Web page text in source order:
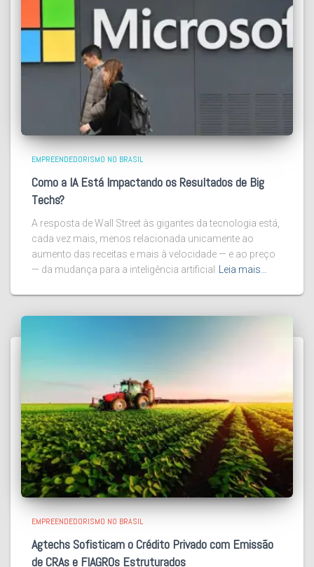
EMPREENDEDORISMO NO BRASIL
Como a IA Está Impactando os Resultados de Big
Techs?
A resposta de Wall Street às gigantes da tecnologia está,
cada vez mais, menos relacionada unicamente ao
aumento das receitas e mais à velocidade — e ao preço
— da mudança para a inteligência artificial
Leia mais…
EMPREENDEDORISMO NO BRASIL
Agtechs Sofisticam o Crédito Privado com Emissão
de CRAs e FIAGROs Estruturados